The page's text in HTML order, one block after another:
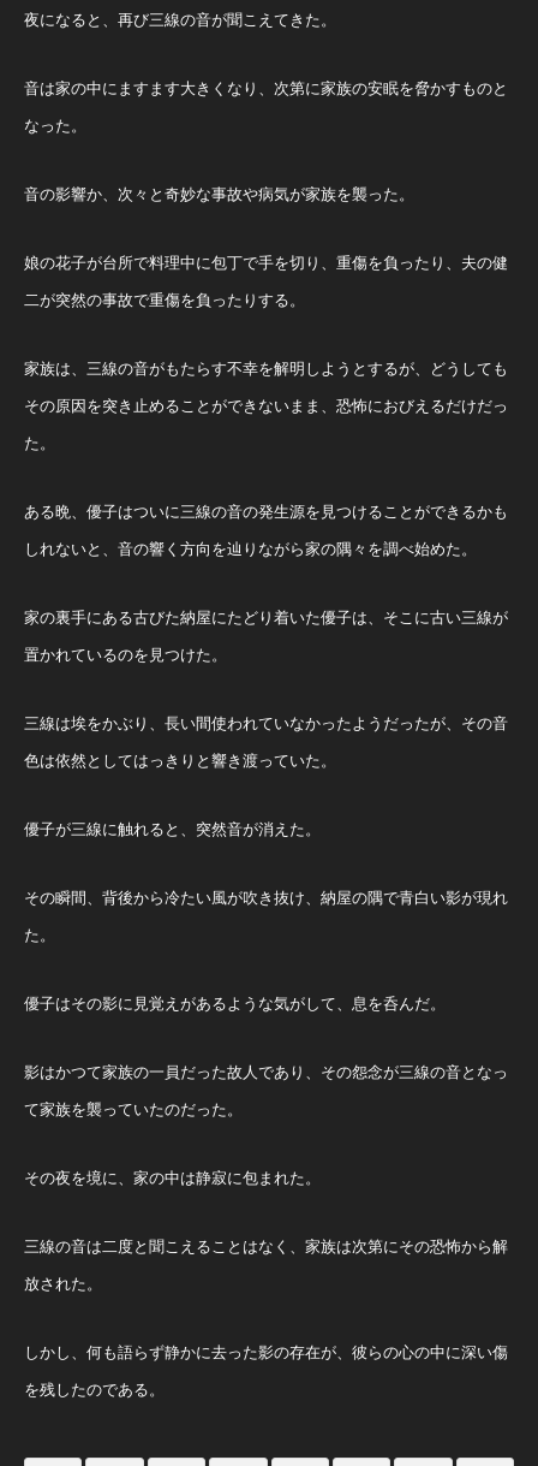
夜になると、再び三線の音が聞こえてきた。
音は家の中にますます大きくなり、次第に家族の安眠を脅かすものと
なった。
音の影響か、次々と奇妙な事故や病気が家族を襲った。
娘の花子が台所で料理中に包丁で手を切り、重傷を負ったり、夫の健
二が突然の事故で重傷を負ったりする。
家族は、三線の音がもたらす不幸を解明しようとするが、どうしても
その原因を突き止めることができないまま、恐怖におびえるだけだっ
た。
ある晩、優子はついに三線の音の発生源を見つけることができるかも
しれないと、音の響く方向を辿りながら家の隅々を調べ始めた。
家の裏手にある古びた納屋にたどり着いた優子は、そこに古い三線が
置かれているのを見つけた。
三線は埃をかぶり、長い間使われていなかったようだったが、その音
色は依然としてはっきりと響き渡っていた。
優子が三線に触れると、突然音が消えた。
その瞬間、背後から冷たい風が吹き抜け、納屋の隅で青白い影が現れ
た。
優子はその影に見覚えがあるような気がして、息を呑んだ。
影はかつて家族の一員だった故人であり、その怨念が三線の音となっ
て家族を襲っていたのだった。
その夜を境に、家の中は静寂に包まれた。
三線の音は二度と聞こえることはなく、家族は次第にその恐怖から解
放された。
しかし、何も語らず静かに去った影の存在が、彼らの心の中に深い傷
を残したのである。